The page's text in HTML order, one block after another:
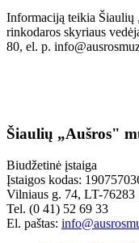
Informaciją teikia Šiaulių
rinkodaros skyriaus
80, el. p.
Šiaulių „Aušros"
Biudžetinė įstaiga
Įstaigos kodas:
Vilniaus g. 74, LT-76283
Tel. (0 41) 52 69 33
El. paštas: